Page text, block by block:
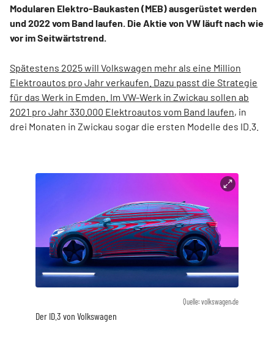
Modularen Elektro-Baukasten (MEB) ausgerüstet werden
und 2022 vom Band laufen. Die Aktie von VW läuft nach wie
vor im Seitwärtstrend.
Spätestens 2025 will Volkswagen mehr als eine Million
Elektroautos pro Jahr verkaufen. Dazu passt die Strategie
für das Werk in Emden. Im VW-Werk in Zwickau sollen ab
2021 pro Jahr 330.000 Elektroautos vom Band laufen, in
drei Monaten in Zwickau sogar die ersten Modelle des ID.3.
Quelle: volkswagen.de
Der ID.3 von Volkswagen